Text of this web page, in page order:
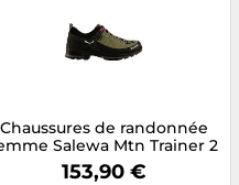
Chaussures de randonnée
Salewa Mtn Trainer 2
Gtx 37
153,90 €